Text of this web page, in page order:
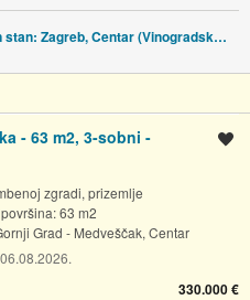
Trosoban stan: Zagreb, Centar (Vinogradska)- 71 m2
- 63 m2, 3-sobni -
zgradi, prizemlje
63 m2
Grad - Medveščak, Centar
06.08.2026.
330.000 €